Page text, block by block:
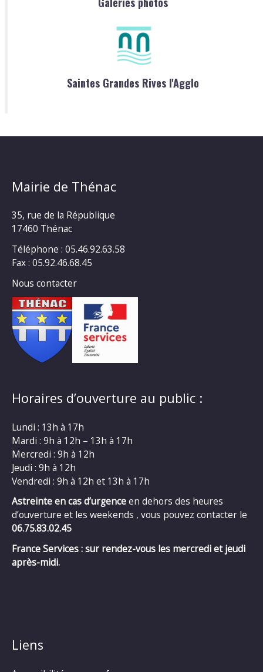
Saintes Grandes Rives l'Agglo
Mairie de Thénac
35, rue de la République
17460 Thénac
Téléphone : 05.46.92.63.58
Fax : 05.92.46.68.45
Nous contacter
Horaires d’ouverture au public :
Lundi : 13h à 17h
Mardi : 9h à 12h – 13h à 17h
Mercredi : 9h à 12h
Jeudi : 9h à 12h
Vendredi : 9h à 12h et 13h à 17h
Astreinte en cas d’urgenceen dehors des heures
d’ouverture et les weekends , vous pouvez contacter le
06.75.83.02.45
France Services : sur rendez-vous les mercredi et jeudi
après-midi.
Liens